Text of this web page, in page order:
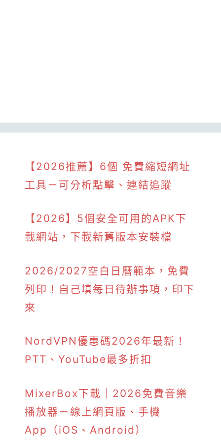
【2026推薦】6個 免費縮短網址
工具－可分析點擊、連結追蹤
【2026】5個安全可用的APK下
載網站，下載新舊版本安裝檔
2026/2027空白日曆範本，免費
列印！自己填每日待辦事項，印下
來
NordVPN優惠碼2026年最新！
PTT、YouTube最多折扣
MixerBox下載｜2026免費音樂
播放器－線上網頁版、手機
App（iOS、Android）